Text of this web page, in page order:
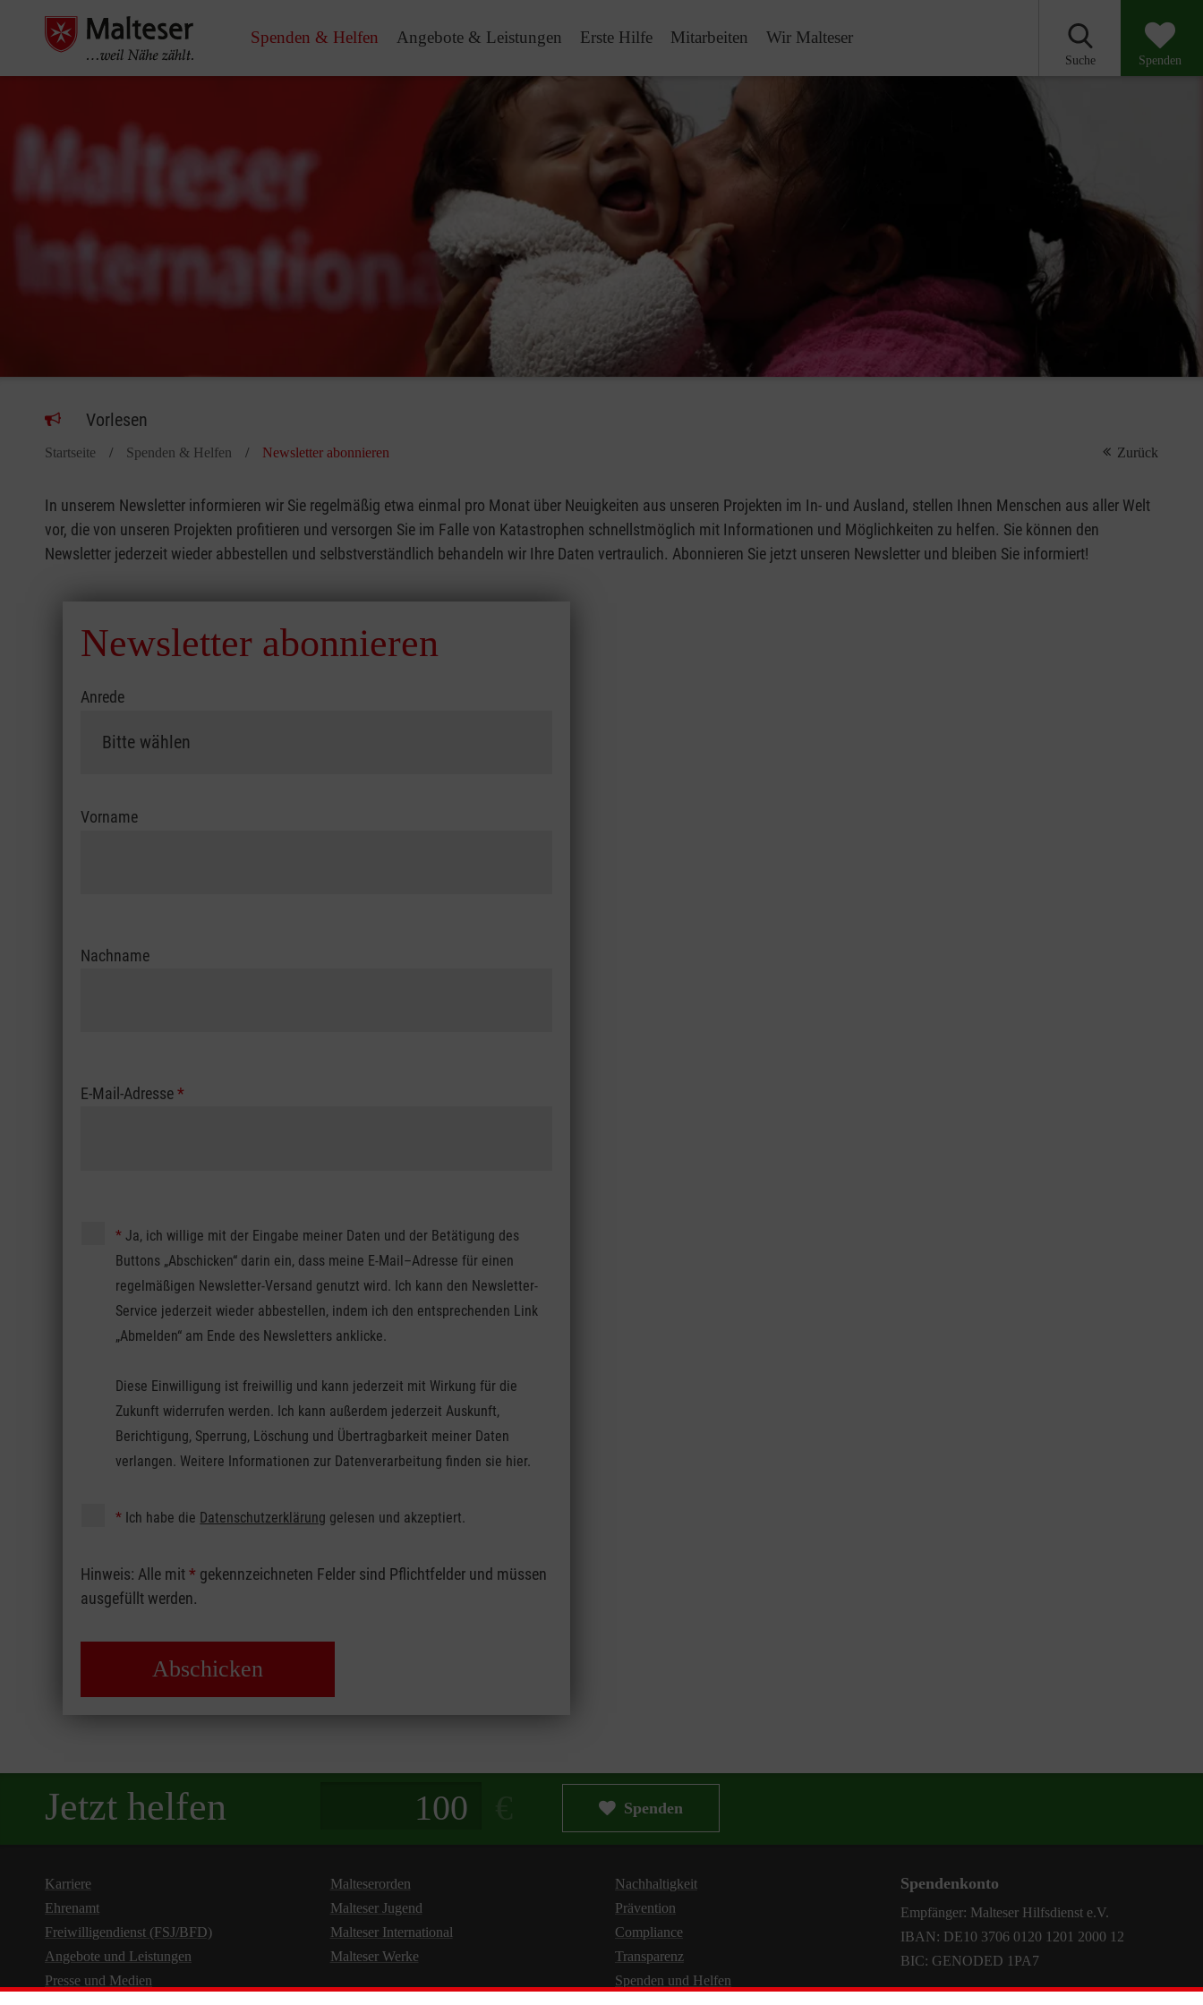
Spenden & Helfen Angebote & Leistungen Erste Hilfe Mitarbeiten Wir Malteser
Suche Spenden
Vorlesen
Startseite Spenden & Helfen Newsletter abonnieren Zurück
In unserem Newsletter informieren wir Sie regelmäßig etwa einmal pro Monat über Neuigkeiten aus unseren Projekten im In- und Ausland, stellen Ihnen Menschen aus aller Welt
vor, die von unseren Projekten profitieren und versorgen Sie im Falle von Katastrophen schnellstmöglich mit Informationen und Möglichkeiten zu helfen. Sie können den
Newsletter jederzeit wieder abbestellen und selbstverständlich behandeln wir Ihre Daten vertraulich. Abonnieren Sie jetzt unseren Newsletter und bleiben Sie informiert!
Newsletter abonnieren
Anrede
Vorname
Nachname
E-Mail-Adresse*
* Ja, ich willige mit der Eingabe meiner Daten und der Betätigung des
Buttons „Abschicken“ darin ein, dass meine E-Mail–Adresse für einen
regelmäßigen Newsletter-Versand genutzt wird. Ich kann den Newsletter-
Service jederzeit wieder abbestellen, indem ich den entsprechenden Link
„Abmelden“ am Ende des Newsletters anklicke.
Diese Einwilligung ist freiwillig und kann jederzeit mit Wirkung für die
Zukunft widerrufen werden. Ich kann außerdem jederzeit Auskunft,
Berichtigung, Sperrung, Löschung und Übertragbarkeit meiner Daten
verlangen. Weitere Informationen zur Datenverarbeitung finden sie hier.
* Ich habe die Datenschutzerklärung gelesen und akzeptiert.
Hinweis: Alle mit* gekennzeichneten Felder sind Pflichtfelder und müssen
ausgefüllt werden.
Jetzt helfen Spenden
Karriere
Ehrenamt
Freiwilligendienst (FSJ/BFD)
Angebote und Leistungen
Presse und Medien
Malteserorden
Malteser Jugend
Malteser International
Malteser Werke
Nachhaltigkeit
Prävention
Compliance
Transparenz
Spenden und Helfen
Spendenkonto
Empfänger: Malteser Hilfsdienst e.V.
IBAN: DE10 3706 0120 1201 2000 12
BIC: GENODED 1PA7